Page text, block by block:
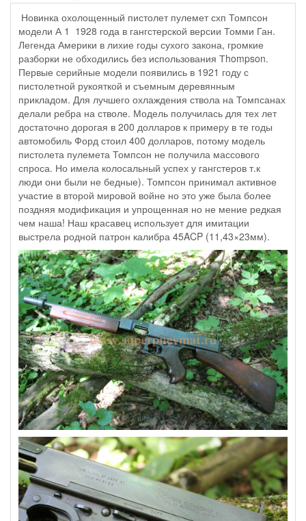
Новинка охолощенный пистолет пулемет схп Томпсон
модели А 1 1928 года в гангстерской версии Томми Ган.
Легенда Америки в лихие годы сухого закона, громкие
разборки не обходились без использования Тhompson.
Первые серийные модели появились в 1921 году с
пистолетной рукояткой и съемным деревянным
прикладом. Для лучшего охлаждения ствола на Томпсанах
делали ребра на стволе. Модель получилась для тех лет
достаточно дорогая в 200 долларов к примеру в те годы
автомобиль Форд стоил 400 долларов, потому модель
пистолета пулемета Томпсон не получила массового
спроса. Но имела колосальный успех у гангстеров т.к
люди они были не бедные). Томпсон принимал активное
участие в второй мировой войне но это уже была более
поздняя модификация и упрощенная но не мение редкая
чем наша! Наш красавец использует для имитации
выстрела родной патрон калибра 45ACP (11,43×23мм).